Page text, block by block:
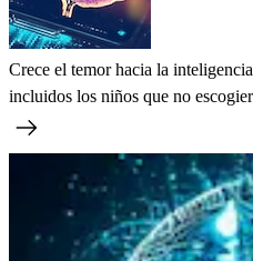
Crece el temor hacia la
incluidos los niños que no